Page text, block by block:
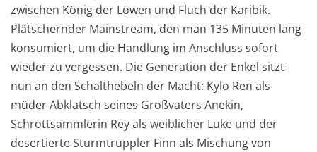
zwischen König der Löwen und Fluch der Karibik.
Plätschernder Mainstream, den man 135 Minuten lang
konsumiert, um die Handlung im Anschluss sofort
wieder zu vergessen. Die Generation der Enkel sitzt
nun an den Schalthebeln der Macht: Kylo Ren als
müder Abklatsch seines Großvaters Anekin,
Schrottsammlerin Rey als weiblicher Luke und der
desertierte Sturmtruppler Finn als Mischung von